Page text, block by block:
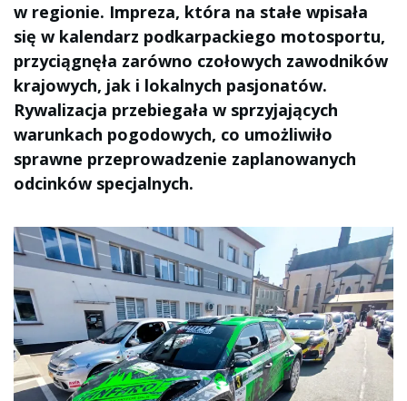
w regionie. Impreza, która na stałe wpisała
się w kalendarz podkarpackiego motosportu,
przyciągnęła zarówno czołowych zawodników
krajowych, jak i lokalnych pasjonatów.
Rywalizacja przebiegała w sprzyjających
warunkach pogodowych, co umożliwiło
sprawne przeprowadzenie zaplanowanych
odcinków specjalnych.